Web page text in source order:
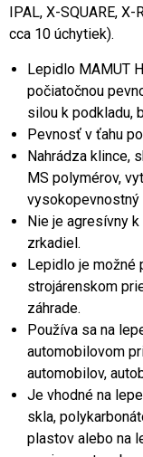
IPAL, X-SQUARE,
cca 10 úchytiek).
Lepidlo MAMUT
počiatočnou
silou k podkladu,
Pevnosť v ťahu
Nahrádza klince,
MS polymérov,
vysokopevnostný
Nie je agresívny
zrkadiel.
Lepidlo je možné
strojárenskom
záhrade.
Používa sa na
automobilovom
automobilov,
Je vhodné na
skla,
plastov alebo na